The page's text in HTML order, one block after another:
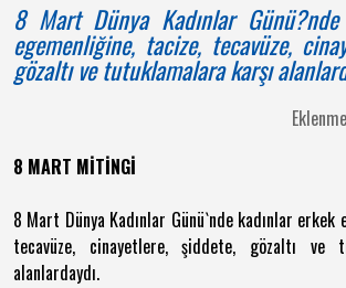
8 Mart Dünya Kadınlar
egemenliğine, tacize, tecavüze,
gözaltı ve tutuklamalara karşı
8 MART MİTİNGİ
8 Mart Dünya Kadınlar Günü`nde kadınlar
tecavüze, cinayetlere, şiddete, gözaltı ve
alanlardaydı.